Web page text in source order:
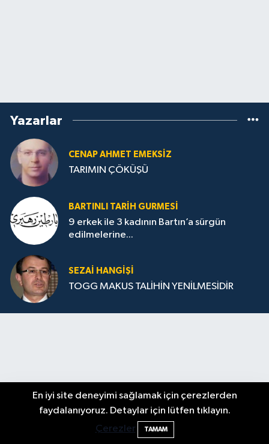
Yazarlar
CENAP AHMET EMEKSİZ
TARIMIN ÇÖKÜŞÜ
BARTINLI TARIH GURMESI
9 erkek ile 3 kadının Bartın’a sürgün
edilmelerine...
SEZAI HANGİŞİ
TOGG MAKUS TALİHİN YENİLMESİDİR
En iyi site deneyimi sağlamak için çerezlerden
faydalanıyoruz. Detaylar için lütfen tıklayın.
Çerezler
TAMAM
2 Buzağı Hediyeli Bal Festivalinde Hande
Ünsal Sahne Alacak